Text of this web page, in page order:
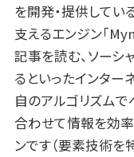
を開発・提供してい
支えるエンジン「
記事を読む、ソーシ
るといったインター
自のアルゴリズム
合わせて情報を効
ンです（要素技術を